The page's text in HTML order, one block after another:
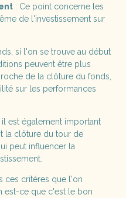
: Ce point concerne les
de l'investissement sur
si l'on se trouve au début
peuvent être plus
de la clôture du fonds,
sur les performances
est également important
la clôture du tour de
peut influencer la
ces critères que l'on
est-ce que c'est le bon